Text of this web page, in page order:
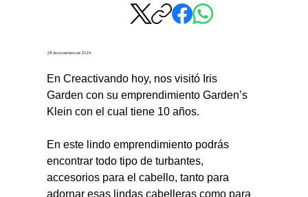
28 de noviembre de 2024
En Creactivando hoy, nos visitó Iris
Garden con su emprendimiento Garden’s
Klein con el cual tiene 10 años.
En este lindo emprendimiento podrás
encontrar todo tipo de turbantes,
accesorios para el cabello, tanto para
adornar esas lindas cabelleras como para